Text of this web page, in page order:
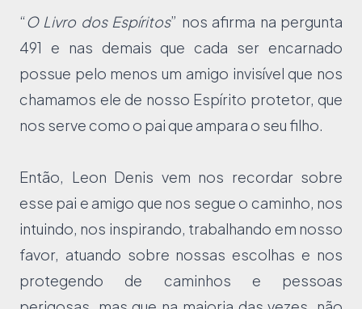
“O Livro dos Espíritos” nos afirma na pergunta
491 e nas demais que cada ser encarnado
possue pelo menos um amigo invisível que nos
chamamos ele de nosso Espírito protetor, que
nos serve como o pai que ampara o seu filho.
Então, Leon Denis vem nos recordar sobre
esse pai e amigo que nos segue o caminho, nos
intuindo, nos inspirando, trabalhando em nosso
favor, atuando sobre nossas escolhas e nos
protegendo de caminhos e pessoas